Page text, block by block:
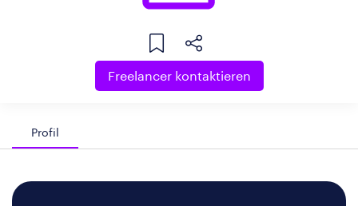
Freelancer kontaktieren
Profil